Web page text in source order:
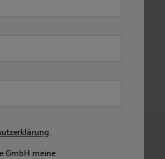
.
GmbH meine